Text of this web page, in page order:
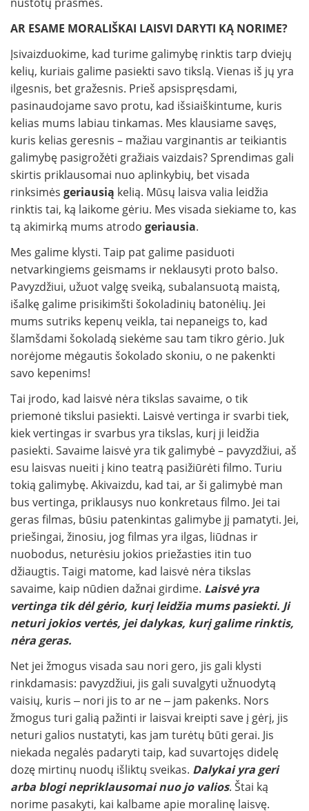
nustotų prasmės.
AR ESAME MORALIŠKAI LAISVI DARYTI KĄ NORIME?
Įsivaizduokime, kad turime galimybę rinktis tarp dviejų
kelių, kuriais galime pasiekti savo tikslą. Vienas iš jų yra
ilgesnis, bet gražesnis. Prieš apsispręsdami,
pasinaudojame savo protu, kad išsiaiškintume, kuris
kelias mums labiau tinkamas. Mes klausiame savęs,
kuris kelias geresnis – mažiau varginantis ar teikiantis
galimybę pasigrožėti gražiais vaizdais? Sprendimas gali
skirtis priklausomai nuo aplinkybių, bet visada
rinksimės geriausią kelią. Mūsų laisva valia leidžia
rinktis tai, ką laikome gėriu. Mes visada siekiame to, kas
tą akimirką mums atrodo geriausia.
Mes galime klysti. Taip pat galime pasiduoti
netvarkingiems geismams ir neklausyti proto balso.
Pavyzdžiui, užuot valgę sveiką, subalansuotą maistą,
išalkę galime prisikimšti šokoladinių batonėlių. Jei
mums sutriks kepenų veikla, tai nepaneigs to, kad
šlamšdami šokoladą siekėme sau tam tikro gėrio. Juk
norėjome mėgautis šokolado skoniu, o ne pakenkti
savo kepenims!
Tai įrodo, kad laisvė nėra tikslas savaime, o tik
priemonė tikslui pasiekti. Laisvė vertinga ir svarbi tiek,
kiek vertingas ir svarbus yra tikslas, kurį ji leidžia
pasiekti. Savaime laisvė yra tik galimybė – pavyzdžiui, aš
esu laisvas nueiti į kino teatrą pasižiūrėti filmo. Turiu
tokią galimybę. Akivaizdu, kad tai, ar ši galimybė man
bus vertinga, priklausys nuo konkretaus filmo. Jei tai
geras filmas, būsiu patenkintas galimybe jį pamatyti. Jei,
priešingai, žinosiu, jog filmas yra ilgas, liūdnas ir
nuobodus, neturėsiu jokios priežasties itin tuo
džiaugtis. Taigi matome, kad laisvė nėra tikslas
savaime, kaip nūdien dažnai girdime. Laisvė yra
vertinga tik dėl gėrio, kurį leidžia mums pasiekti. Ji
neturi jokios vertės, jei dalykas, kurį galime rinktis,
nėra geras.
Net jei žmogus visada sau nori gero, jis gali klysti
rinkdamasis: pavyzdžiui, jis gali suvalgyti užnuodytą
vaisių, kuris ‒ nori jis to ar ne ‒ jam pakenks. Nors
žmogus turi galią pažinti ir laisvai kreipti save į gėrį, jis
neturi galios nustatyti, kas jam turėtų būti gerai. Jis
niekada negalės padaryti taip, kad suvartojęs didelę
dozę mirtinų nuodų išliktų sveikas. Dalykai yra geri
arba blogi nepriklausomai nuo jo valios. Štai ką
norime pasakyti, kai kalbame apie moralinę laisvę.